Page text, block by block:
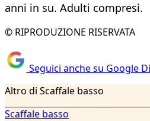
anni in su. Adulti compresi.
© RIPRODUZIONE RISERVATA
Seguici anche su Google
Altro di Scaffale basso
Scaffale basso